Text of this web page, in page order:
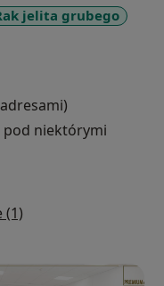
jelita grubego
pod niektórymi
(1)